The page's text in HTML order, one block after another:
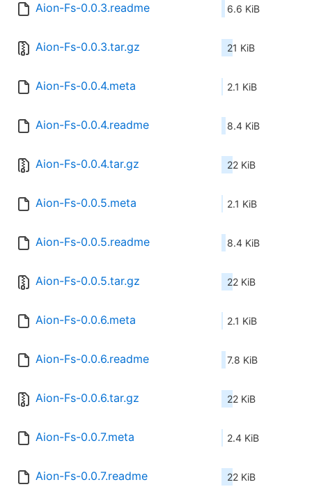
Aion-Fs-0.0.3.readme 6.6 KiB
Aion-Fs-0.0.3.tar.gz 21 KiB
Aion-Fs-0.0.4.meta 2.1 KiB
Aion-Fs-0.0.4.readme 8.4 KiB
Aion-Fs-0.0.4.tar.gz 22 KiB
Aion-Fs-0.0.5.meta 2.1 KiB
Aion-Fs-0.0.5.readme 8.4 KiB
Aion-Fs-0.0.5.tar.gz 22 KiB
Aion-Fs-0.0.6.meta 2.1 KiB
Aion-Fs-0.0.6.readme 7.8 KiB
Aion-Fs-0.0.6.tar.gz 22 KiB
Aion-Fs-0.0.7.meta 2.4 KiB
Aion-Fs-0.0.7.readme 22 KiB